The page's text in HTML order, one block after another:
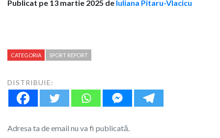
Publicat pe 13 martie 2025 de Iuliana Pitaru-Vlacicu
CATEGORIA SPORT REPORT
DISTRIBUIE:
Adresa ta de email nu va fi publicată.